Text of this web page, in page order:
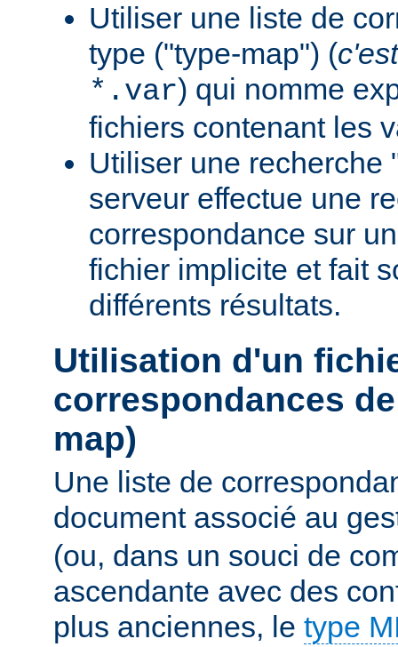
Utiliser une liste de
type ("type-map") (
*.var) qui nomme
fichiers contenant les
Utiliser une recherche
serveur effectue une
correspondance sur
fichier implicite et fait
différents résultats.
Utilisation d'un
correspondances
map)
Une liste de
document associé au
(ou, dans un souci de
ascendante avec des
plus anciennes, le type